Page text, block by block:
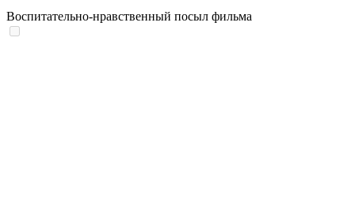
Воспитательно-нравственный посыл фильма